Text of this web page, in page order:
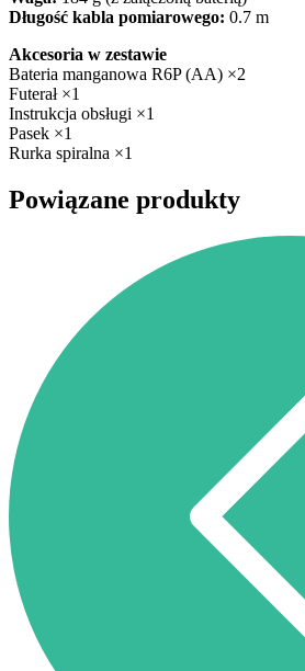
Długość kabla pomiarowego: 0.7 m
Akcesoria w zestawie
Bateria manganowa R6P (AA) ×2
Futerał ×1
Instrukcja obsługi ×1
Pasek ×1
Rurka spiralna ×1
Powiązane produkty